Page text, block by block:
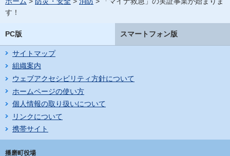
す！
PC版 スマートフォン版
サイトマップ
組織案内
ウェブアクセシビリティ方針について
ホームページの使い方
個人情報の取り扱いについて
リンクについて
携帯サイト
播磨町役場